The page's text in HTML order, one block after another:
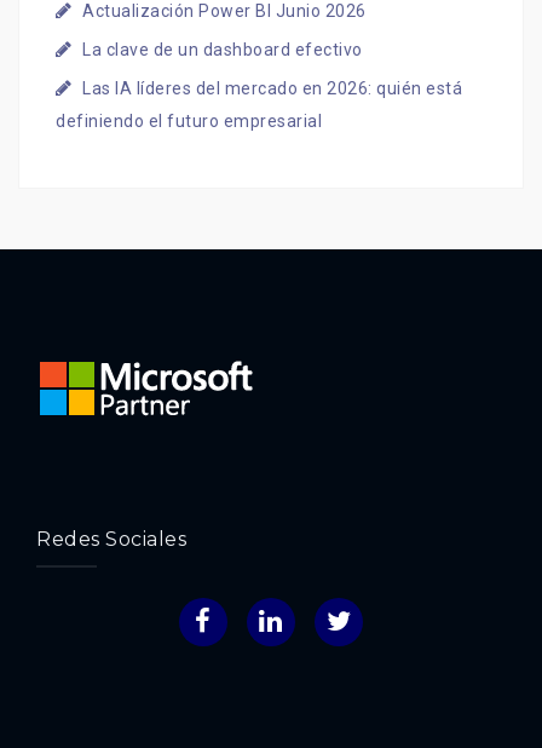
Actualización Power BI Junio 2026
La clave de un dashboard efectivo
Las IA líderes del mercado en 2026: quién está
definiendo el futuro empresarial
Redes Sociales
FacebookLinkedInTwitter